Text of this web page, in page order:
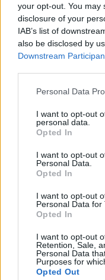
your opt-out. You may
disclosure of your
IAB’s list of
also be disclosed by
Downstream
Please note that this
not limited to your
grant or deny consent
use your data for
consent section.
Personal Data
I want to opt-out
personal data.
Opted In
I want to opt-out
Personal Data.
Opted In
I want to opt-out
Personal Data for
Opted In
I want to opt-out
Retention, Sale,
Personal Data
Purposes for
Opted Out
Ο κ. Τσουπάκης
υπηρεσιών για
και συνέστησε
κινείται κάτω
άνεμος.